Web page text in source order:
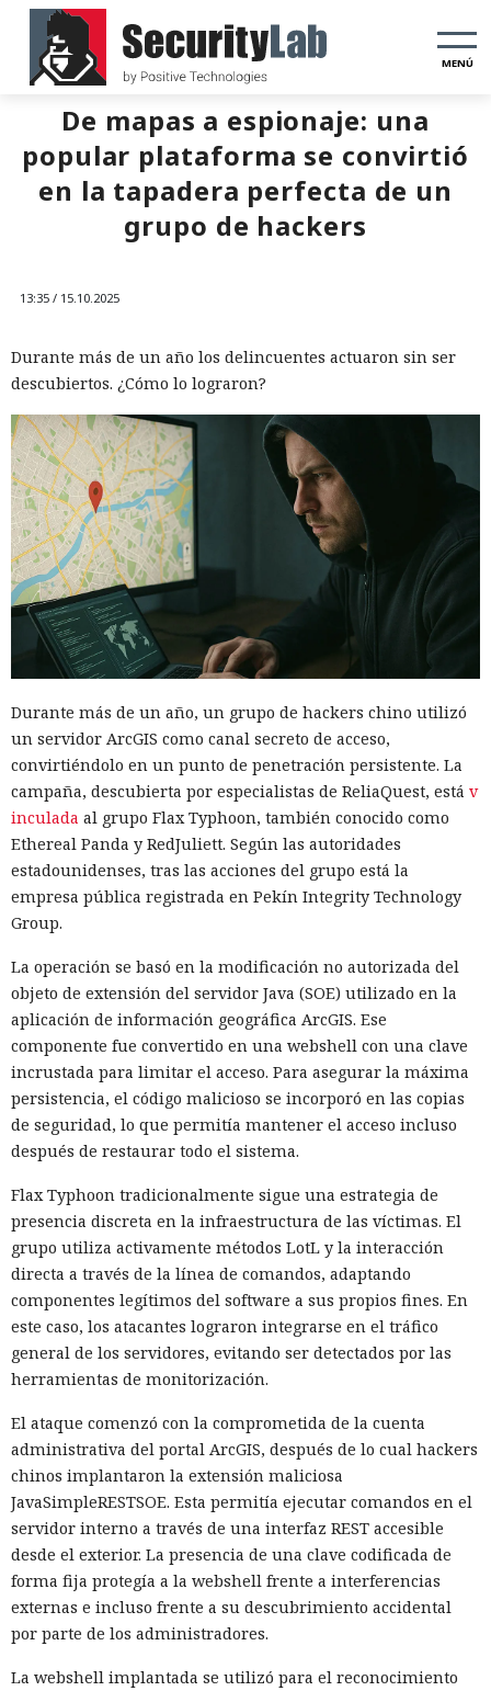
MENÚ
De mapas a espionaje: una
popular plataforma se convirtió
en la tapadera perfecta de un
grupo de hackers
13:35 / 15.10.2025
Durante más de un año los delincuentes actuaron sin ser
descubiertos. ¿Cómo lo lograron?
Durante más de un año, un grupo de hackers chino utilizó
un servidor ArcGIS como canal secreto de acceso,
convirtiéndolo en un punto de penetración persistente. La
campaña, descubierta por especialistas de ReliaQuest, está v
inculada al grupo Flax Typhoon, también conocido como
Ethereal Panda y RedJuliett. Según las autoridades
estadounidenses, tras las acciones del grupo está la
empresa pública registrada en Pekín Integrity Technology
Group.
La operación se basó en la modificación no autorizada del
objeto de extensión del servidor Java (SOE) utilizado en la
aplicación de información geográfica ArcGIS. Ese
componente fue convertido en una webshell con una clave
incrustada para limitar el acceso. Para asegurar la máxima
persistencia, el código malicioso se incorporó en las copias
de seguridad, lo que permitía mantener el acceso incluso
después de restaurar todo el sistema.
Flax Typhoon tradicionalmente sigue una estrategia de
presencia discreta en la infraestructura de las víctimas. El
grupo utiliza activamente métodos LotL y la interacción
directa a través de la línea de comandos, adaptando
componentes legítimos del software a sus propios fines. En
este caso, los atacantes lograron integrarse en el tráfico
general de los servidores, evitando ser detectados por las
herramientas de monitorización.
El ataque comenzó con la comprometida de la cuenta
administrativa del portal ArcGIS, después de lo cual hackers
chinos implantaron la extensión maliciosa
JavaSimpleRESTSOE. Esta permitía ejecutar comandos en el
servidor interno a través de una interfaz REST accesible
desde el exterior. La presencia de una clave codificada de
forma fija protegía a la webshell frente a interferencias
externas e incluso frente a su descubrimiento accidental
por parte de los administradores.
La webshell implantada se utilizó para el reconocimiento